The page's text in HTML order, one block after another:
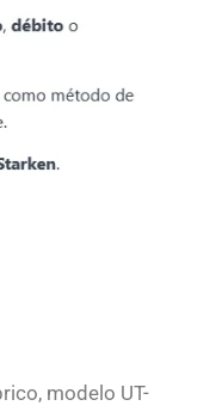
modelo UT-